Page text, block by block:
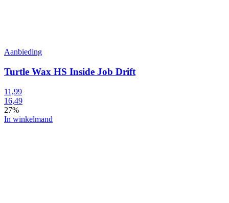
Aanbieding
Turtle Wax HS Inside Job Drift
11,99
16,49
27%
In winkelmand